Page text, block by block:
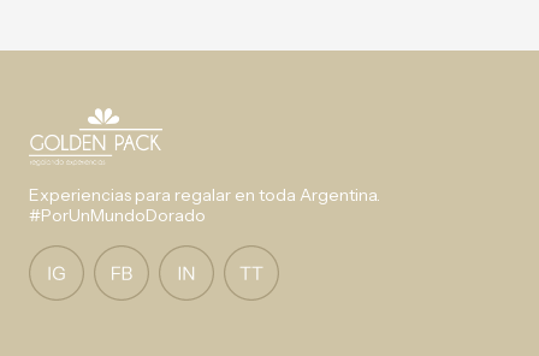
Experiencias para regalar en toda Argentina.
#PorUnMundoDorado